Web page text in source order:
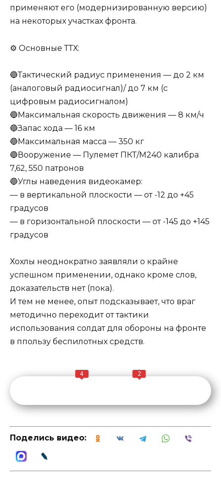
применяют его (модернизированную версию)
на некоторых участках фронта.
⚙️ Основные ТТХ:
🔵Тактический радиус применения — до 2 км
(аналоговый радиосигнал)/ до 7 км (с
цифровым радиосигналом)
🔵Максимальная скорость движения — 8 км/ч
🔵Запас хода — 16 км
🔵Максимальная масса — 350 кг
🔵Вооружение — Пулемет ПКТ/М240 калибра
7,62, 550 патронов
🔵Углы наведения видеокамер:
— в вертикальной плоскости — от -12 до +45
градусов
— в горизонтальной плоскости — от -145 до +145
градусов
Хохлы неоднократно заявляли о крайне
успешном применении, однако кроме слов,
доказательств нет (пока).
И тем не менее, опыт подсказывает, что враг
методично переходит от тактики
использования солдат для обороны на фронте
в ппользу беспилотных средств.
4 2
Поделись видео: